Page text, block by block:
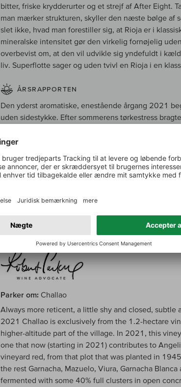
bitter, friske krydderurter og et strejf af After Eight.
man mærker strukturen, skyller den næste bølge af
slet ikke, hvad man forestiller sig, at Rioja er i
mineralske intensitet gør den virkelig fornøjelig
overbevist om, at den vil udvikle sig yndefuldt i
liv. Superflotte sager og uden tvivl en Rioja i en
ÅRSRAPPORTEN
Den yderst aromatiske, enestående årgang 2021
uden sidestykke. Efter sommerens tørkestress
vendepunkt. De tykskallede druer leverer
og livlig syre.
Til årsrapporten
Parker om: Challao
Always more reticent, a little shy and closed,
2021 Challao is exclusively from the 1.2-hectare
higher-altitude part of the village. In 2021, this
one that now (starting in 2021) contributes to
vineyard red, from that plot that was planted in
the rest Garnacha, Mazuelo, Viura, Garnacha
fermented with some 40% full clusters in open